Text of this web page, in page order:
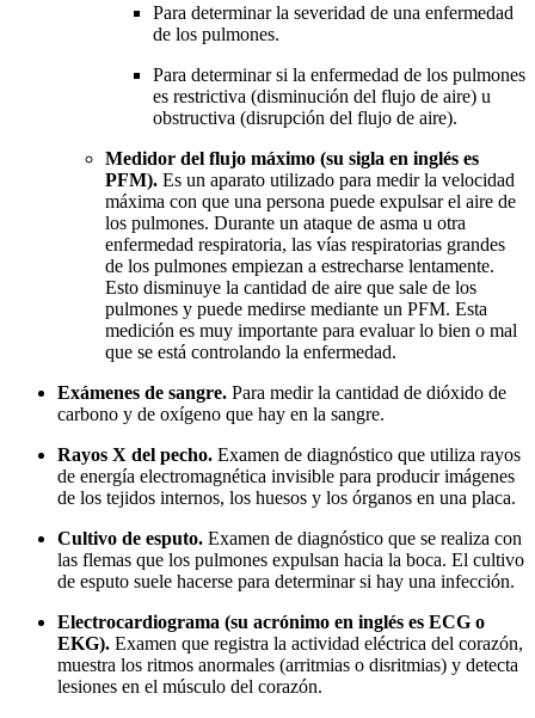
Para determinar la severidad de una enfermedad
de los pulmones.
Para determinar si la enfermedad de los pulmones
es restrictiva (disminución del flujo de aire) u
obstructiva (disrupción del flujo de aire).
Medidor del flujo máximo (su sigla en inglés es
PFM). Es un aparato utilizado para medir la velocidad
máxima con que una persona puede expulsar el aire de
los pulmones. Durante un ataque de asma u otra
enfermedad respiratoria, las vías respiratorias grandes
de los pulmones empiezan a estrecharse lentamente.
Esto disminuye la cantidad de aire que sale de los
pulmones y puede medirse mediante un PFM. Esta
medición es muy importante para evaluar lo bien o mal
que se está controlando la enfermedad.
Exámenes de sangre. Para medir la cantidad de dióxido de
carbono y de oxígeno que hay en la sangre.
Rayos X del pecho. Examen de diagnóstico que utiliza rayos
de energía electromagnética invisible para producir imágenes
de los tejidos internos, los huesos y los órganos en una placa.
Cultivo de esputo. Examen de diagnóstico que se realiza con
las flemas que los pulmones expulsan hacia la boca. El cultivo
de esputo suele hacerse para determinar si hay una infección.
Electrocardiograma (su acrónimo en inglés es ECG o
EKG). Examen que registra la actividad eléctrica del corazón,
muestra los ritmos anormales (arritmias o disritmias) y detecta
lesiones en el músculo del corazón.